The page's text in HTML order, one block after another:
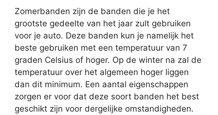
Zomerbanden zijn de banden die je het
grootste gedeelte van het jaar zult gebruiken
voor je auto. Deze banden kun je namelijk het
beste gebruiken met een temperatuur van 7
graden Celsius of hoger. Op de winter na zal de
temperatuur over het algemeen hoger liggen
dan dit minimum. Een aantal eigenschappen
zorgen er voor dat deze soort banden het best
geschikt zijn voor dergelijke omstandigheden.